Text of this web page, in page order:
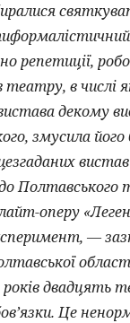
репетиції,
в числі
декому
змусила
оперу
—
двадцять
Це